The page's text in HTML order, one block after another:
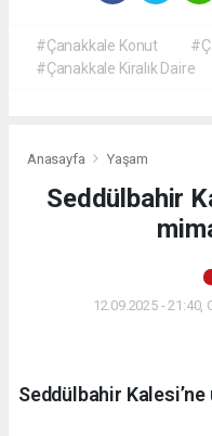
#Çanakkale Konut
#Çanakkale Kiralık Daire
Anasayfa Yaşam
Seddülbahir
12.09.2025 - 21:40,
Seddülbahir